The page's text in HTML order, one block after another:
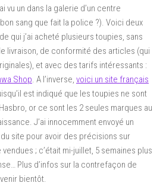
vu un dans la galerie d’un centre
sang que fait la police ?). Voici deux
qui j’ai acheté plusieurs toupies, sans
livraison, de conformité des articles (qui
et avec des tarifs intéressants :
Shop. A l’inverse, voici un site français
est indiqué que les toupies ne sont
or ce sont les 2 seules marques au
J’ai innocemment envoyé un
site pour avoir des précisions sur
; c’était mi-juillet, 5 semaines plus
Plus d’infos sur la contrefaçon de
bientôt.